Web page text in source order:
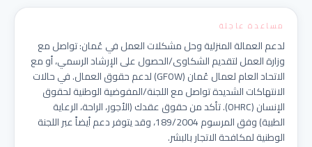
مساعدة عاجلة
لدعم العمالة المنزلية وحل مشكلات العمل في عُمان: تواصل مع
وزارة العمل لتقديم الشكاوى/الحصول على الإرشاد الرسمي، أو مع
الاتحاد العام لعمال عُمان (GFOW) لدعم حقوق العمال. في حالات
الانتهاكات الشديدة تواصل مع اللجنة/المفوضية الوطنية لحقوق
الإنسان (OHRC). تأكد من حقوق عقدك (الأجور، الراحة، الرعاية
الطبية) وفق المرسوم 189/2004، وقد يتوفر دعم أيضاً عبر اللجنة
الوطنية لمكافحة الاتجار بالبشر.